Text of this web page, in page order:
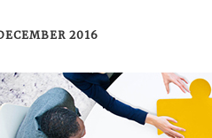
2016